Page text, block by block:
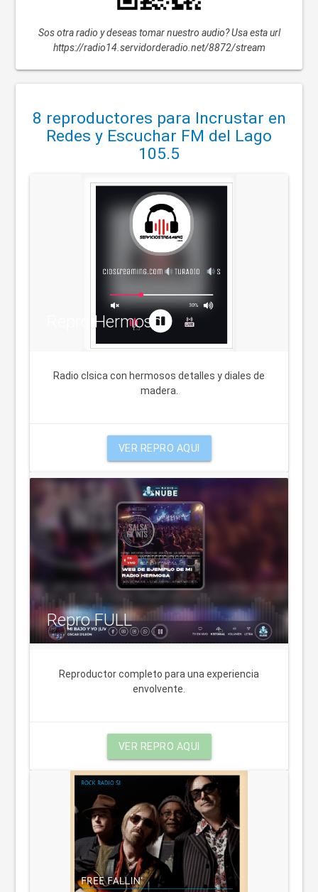
Sos otra radio y deseas tomar nuestro audio? Usa esta url
https://radio14.servidorderadio.net/8872/stream
8 reproductores para Incrustar en
Redes y Escuchar FM del Lago
105.5
Repro Hermoso
Radio clsica con hermosos detalles y diales de
madera.
VER REPRO AQUI
Repro FULL
Reproductor completo para una experiencia
envolvente.
VER REPRO AQUI